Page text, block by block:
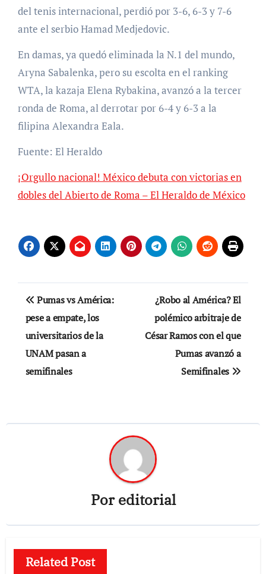
del tenis internacional, perdió por 3-6, 6-3 y 7-6
ante el serbio Hamad Medjedovic.
En damas, ya quedó eliminada la N.1 del mundo,
Aryna Sabalenka, pero su escolta en el ranking
WTA, la kazaja Elena Rybakina, avanzó a la tercer
ronda de Roma, al derrotar por 6-4 y 6-3 a la
filipina Alexandra Eala.
Fuente: El Heraldo
¡Orgullo nacional! México debuta con victorias en
dobles del Abierto de Roma – El Heraldo de México
Navegación
de
entradas
Pumas vs América:
pese a empate, los
universitarios de la
UNAM pasan a
semifinales
¿Robo al América? El
polémico arbitraje de
César Ramos con el que
Pumas avanzó a
Semifinales
Poreditorial
Related Post